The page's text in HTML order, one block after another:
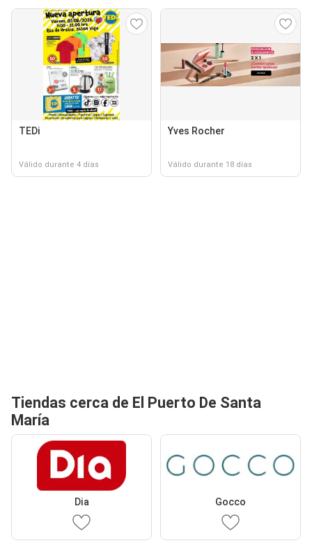
TEDi
Válido durante 4 días
Yves Rocher
Válido durante 18 días
Tiendas cerca de El Puerto De Santa
María
Dia Gocco